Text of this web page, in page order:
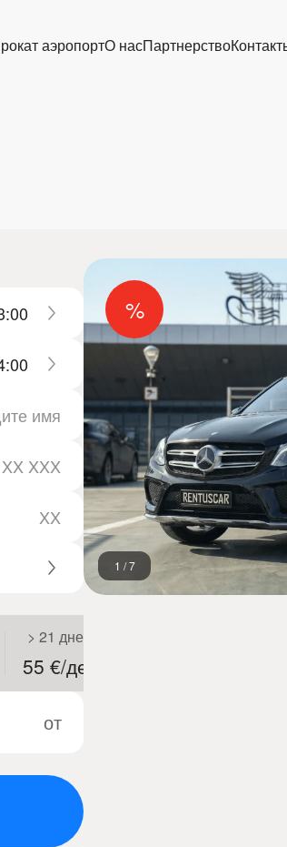
аэропортО насПартнерство
> 21 дней
55 €/день
от
1 /7
%